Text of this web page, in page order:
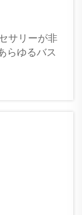
サリーが非
らゆるバス
を加えま
た製品を幅
目が美しい